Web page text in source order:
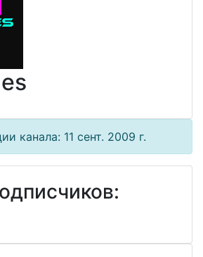
канала: 11 сент. 2009 г.